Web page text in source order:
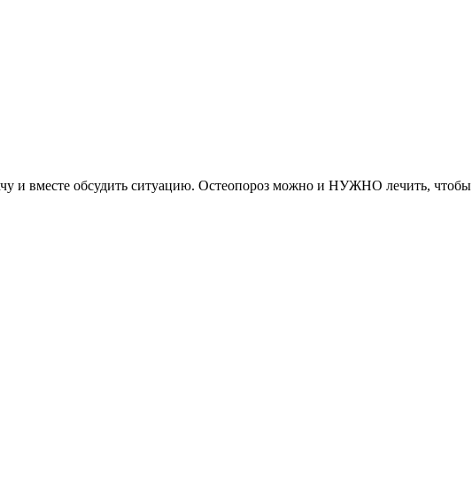
и вместе обсудить ситуацию. Остеопороз можно и НУЖНО лечить, чтобы